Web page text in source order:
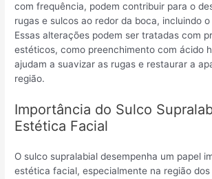
com frequência, podem contribuir para o
rugas e sulcos ao redor da boca, incluindo
Essas alterações podem ser tratadas com
estéticos, como preenchimento com ácido
ajudam a suavizar as rugas e restaurar a
região.
Importância do Sulco
Estética Facial
O sulco supralabial desempenha um papel
estética facial, especialmente na região